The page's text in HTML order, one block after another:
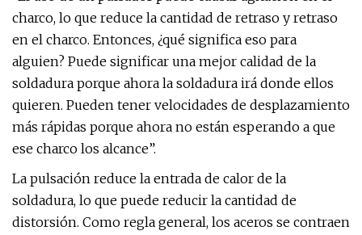
charco, lo que reduce la cantidad de retraso y retraso
en el charco. Entonces, ¿qué significa eso para
alguien? Puede significar una mejor calidad de la
soldadura porque ahora la soldadura irá donde ellos
quieren. Pueden tener velocidades de desplazamiento
más rápidas porque ahora no están esperando a que
ese charco los alcance”.
La pulsación reduce la entrada de calor de la
soldadura, lo que puede reducir la cantidad de
distorsión. Como regla general, los aceros se contraen